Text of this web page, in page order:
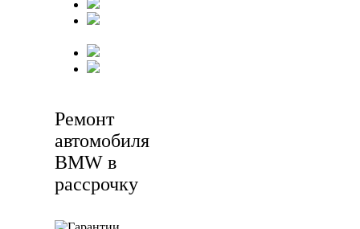
Ремонт
автомобиля
BMW в
рассрочку